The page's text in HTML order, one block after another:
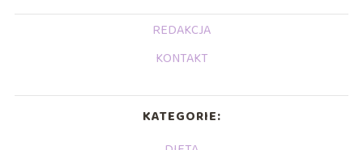
REDAKCJA
KONTAKT
KATEGORIE: